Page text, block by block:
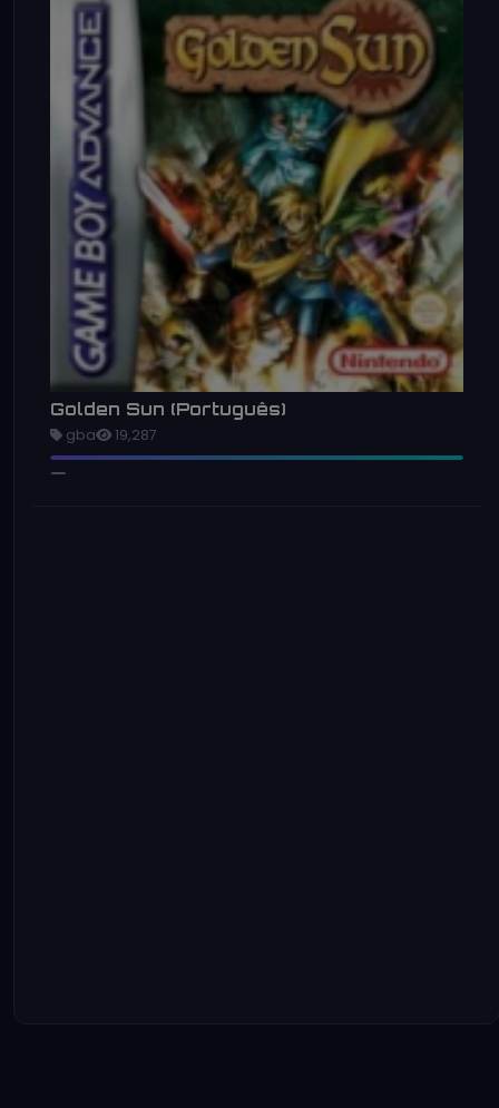
Golden Sun (Português)
gba 19,287